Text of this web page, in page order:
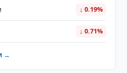
↓ 0.19%
↓ 0.71%
→